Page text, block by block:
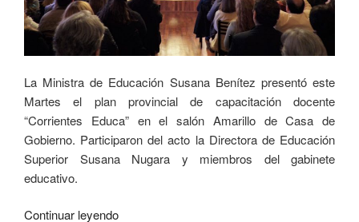
La Ministra de Educación Susana Benítez presentó este
Martes el plan provincial de capacitación docente
“Corrientes Educa” en el salón Amarillo de Casa de
Gobierno. Participaron del acto la Directora de Educación
Superior Susana Nugara y miembros del gabinete
educativo.
Continuar leyendo